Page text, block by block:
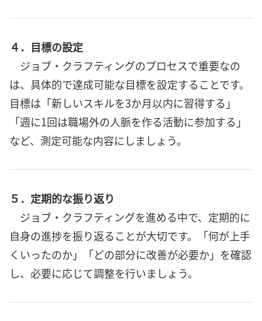
４．目標の設定
ジョブ・クラフティングのプロセスで重要なの
は、具体的で達成可能な目標を設定することです。
目標は「新しいスキルを3か月以内に習得する」
「週に1回は職場外の人脈を作る活動に参加する」
など、測定可能な内容にしましょう。
５．定期的な振り返り
ジョブ・クラフティングを進める中で、定期的に
自身の進捗を振り返ることが大切です。「何が上手
くいったのか」「どの部分に改善が必要か」を確認
し、必要に応じて調整を行いましょう。